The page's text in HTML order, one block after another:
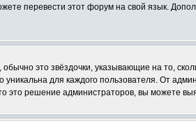
перевести этот форум на свой язык.
это звёздочки, указывающие на то,
для каждого пользователя. От
это решение администраторов, вы можете